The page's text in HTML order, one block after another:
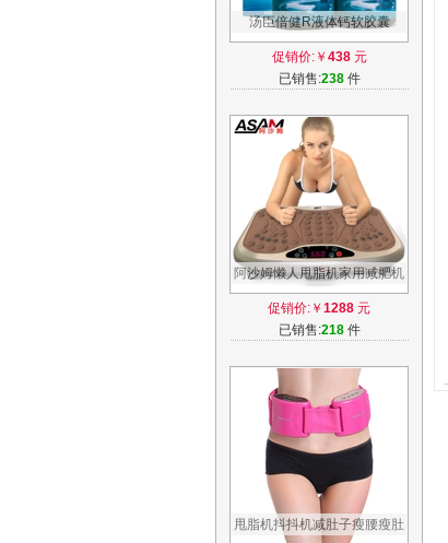
汤臣倍健R液体钙软胶囊
1000mg/粒*200粒/瓶*2瓶
促销价:￥ 438元
已销售:238件
阿沙姆懒人甩脂机家用减肥机
正品运动器材瘦腿神器瘦身震
动抖抖机
促销价:￥ 1288 元
已销售:218件
甩脂机抖抖机减肚子瘦腰瘦肚